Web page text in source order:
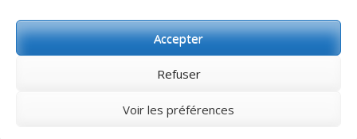
Accepter
Refuser
Voir les préférences
l’atelier de MB.Bakes and Cakes |
Rara Theme